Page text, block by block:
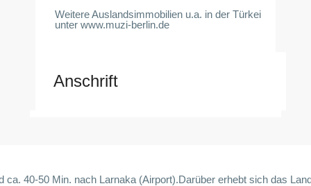
Weitere Auslandsimmobilien u.a. in der Türkei
unter www.muzi-berlin.de
Anschrift
40-50 Min. nach Larnaka (Airport).Darüber erhebt sich das